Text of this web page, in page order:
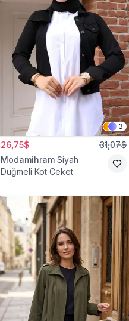
3
26,75$ 31,07$
Modamihram Siyah
Düğmeli Kot Ceket